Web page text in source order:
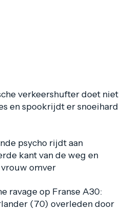
verkeershufter doet niet
en spookrijdt er snoeihard
psycho rijdt aan
kant van de weg en
omver
ravage op Franse A30:
(70) overleden door